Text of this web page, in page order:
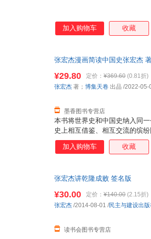
加入购物车 收藏
张宏杰漫画简读中国史张宏杰
本书将世界史和中国史纳入同
史上相互借鉴、相互交流的缤
何罗马帝国分裂后未能再统一
说中华民族多元一体？ 这些历
¥29.80 定价： ¥369.60 (0.81折)
墨香图书专营店
张宏杰 著； 博集天卷 出品 /2022-05-
加入购物车 收藏
张宏杰讲乾隆成败 签名版
¥30.00 定价： ¥140.00 (2.15折)
读书会图书专营店
张宏杰 /2014-08-01 /民主与建设出